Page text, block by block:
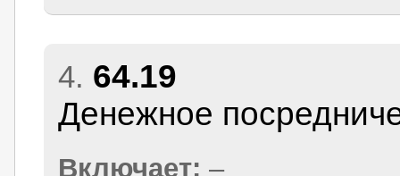
4. 64.19
Денежное
Включает: –